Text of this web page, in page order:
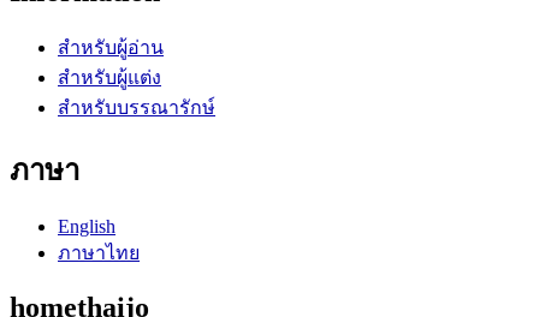
สำหรับผู้อ่าน
สำหรับผู้แต่ง
สำหรับบรรณารักษ์
ภาษา
English
ภาษาไทย
homethaijo